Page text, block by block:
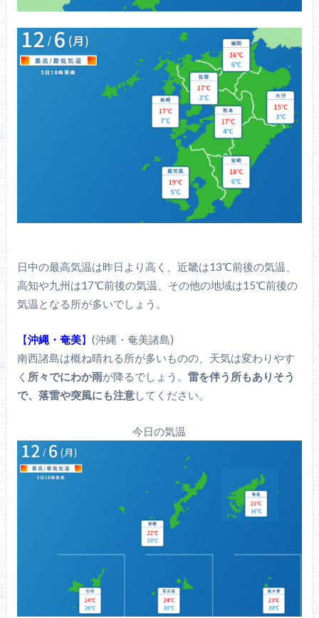
日中の最高気温は昨日より高く、近畿は13℃前後の気温、
高知や九州は17℃前後の気温、その他の地域は15℃前後の
気温となる所が多いでしょう。
【沖縄・奄美】 (沖縄・奄美諸島)
南西諸島は概ね晴れる所が多いものの、天気は変わりやす
く 所々でにわか雨が降るでしょう。 雷を伴う所もありそう
で、落雷や突風にも注意してください。
今日の気温